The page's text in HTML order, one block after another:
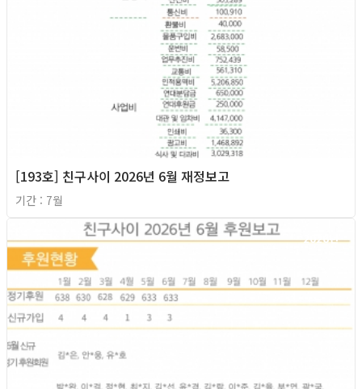
[193호] 친구사이 2026년 6월 재정보고
기간 : 7월
2026년